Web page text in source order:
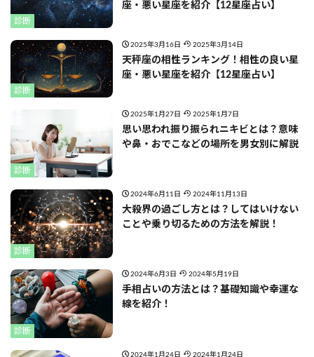
診断
座・悪い星座を紹介【12星座占い】
診断
2025年3月16日 2025年3月14日
天秤座の相性ランキング！相性の良い星
座・悪い星座を紹介【12星座占い】
診断
2025年1月27日 2025年1月7日
思い思われ振り振られニキビとは？意味
や鼻・おでこなどの場所を男女別に解説
診断
2024年6月11日 2024年11月13日
大殺界の過ごし方とは？してはいけない
ことや乗り切るための方法を解説！
診断
2024年6月3日 2024年5月19日
手相占いの方法とは？基礎知識や幸運な
線を紹介！
2024年1月24日 2024年1月24日